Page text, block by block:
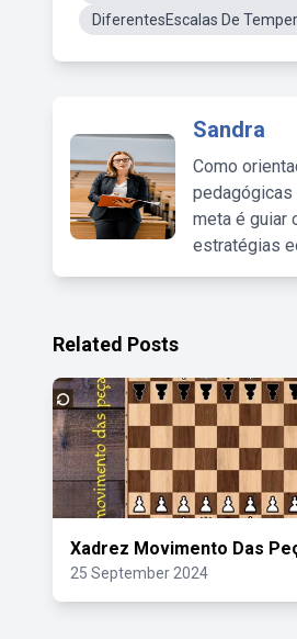
DiferentesEscalas De
Sandra
Como
pedagógicas
meta é guiar
estratégias
Related Posts
Xadrez Movimento Das
25 September 2024